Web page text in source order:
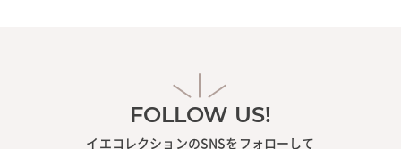
FOLLOW US!
イエコレクションのSNSをフォローして